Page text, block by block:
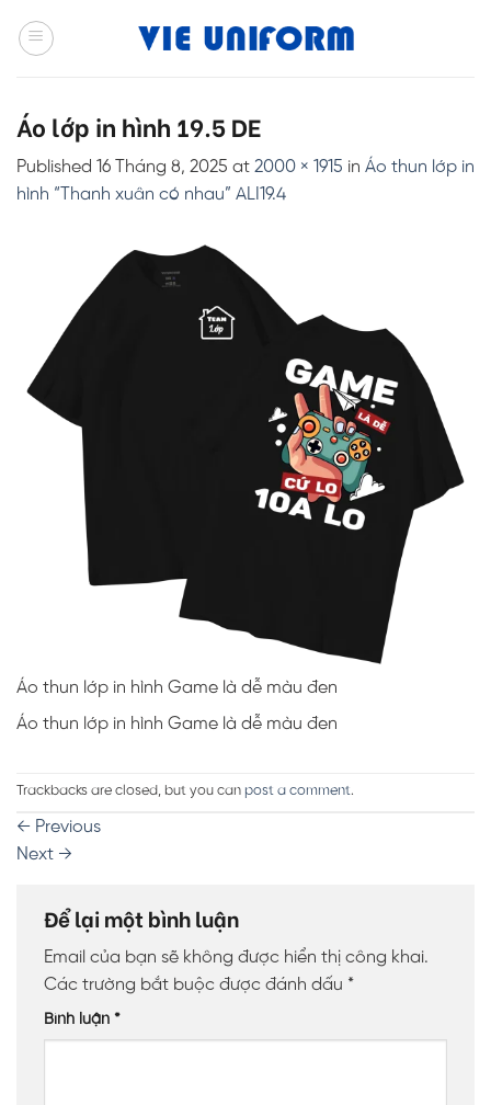
Áo lớp in hình 19.5 DE
Published 16 Tháng 8, 2025 at 2000 × 1915 in Áo thun lớp in
hình “Thanh xuân có nhau” ALI19.4
Áo thun lớp in hình Game là dễ màu đen
Áo thun lớp in hình Game là dễ màu đen
Trackbacks are closed, but you can post a comment.
← Previous
Next →
Để lại một bình luận
Email của bạn sẽ không được hiển thị công khai.
Các trường bắt buộc được đánh dấu *
Bình luận *